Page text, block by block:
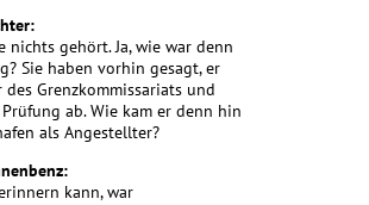
nichts gehört. Ja, wie war denn
Sie haben vorhin gesagt, er
Grenzkommissariats und
ab. Wie kam er denn hin
als Angestellter?
kann, war